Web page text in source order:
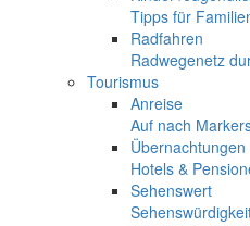
Tipps für
Radfahren
Radwegenetz
Tourismus
Anreise
Auf nach
Übernachtungen
Hotels &
Sehenswert